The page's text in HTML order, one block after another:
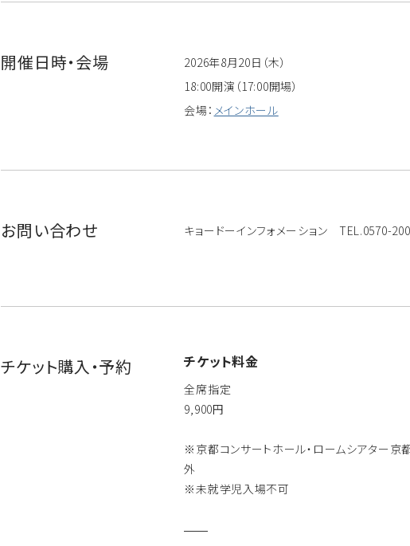
開催日時・会場
2026年8月20日（木）
18:00開演（17:00開場）
会場： メインホール
お問い合わせ キョードーインフォメーション TEL.0570-
チケット購入・予約 チケット料金
全席指定
9,900円
※京都コンサートホール・ロームシアター京
外
※未就学児入場不可